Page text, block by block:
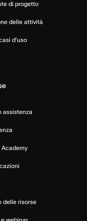
di progetto
delle attività
d’uso
assistenza
Academy
delle risorse